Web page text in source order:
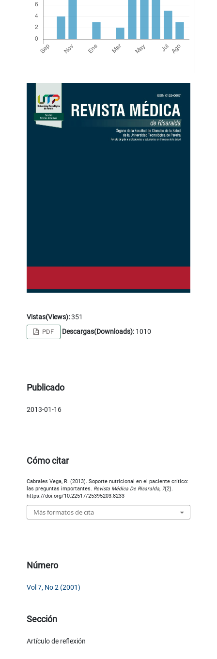
Vistas(Views):351
PDF Descargas(Downloads):1010
Publicado
2013-01-16
Cómo citar
Cabrales Vega, R. (2013). Soporte nutricional en el paciente crítico:
las preguntas importantes. Revista Médica De Risaralda, 7(2).
https://doi.org/10.22517/25395203.8233
Más formatos de cita
Número
Vol 7, No 2 (2001)
Sección
Artículo de reflexión